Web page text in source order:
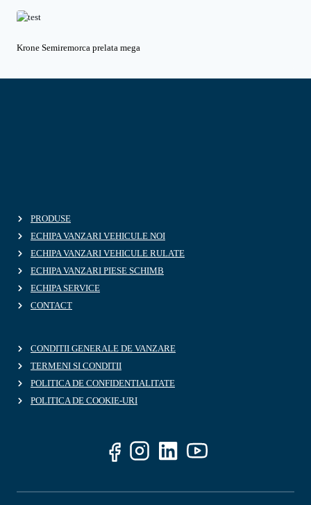
Krone Semiremorca prelata mega
PRODUSE
ECHIPA VANZARI VEHICULE NOI
ECHIPA VANZARI VEHICULE RULATE
ECHIPA VANZARI PIESE SCHIMB
ECHIPA SERVICE
CONTACT
CONDITII GENERALE DE VANZARE
TERMENI SI CONDITII
POLITICA DE CONFIDENTIALITATE
POLITICA DE COOKIE-URI